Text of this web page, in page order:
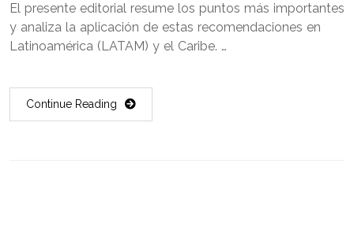
El presente editorial resume los puntos más importantes
y analiza la aplicación de estas recomendaciones en
Latinoamérica (LATAM) y el Caribe. …
Continue Reading